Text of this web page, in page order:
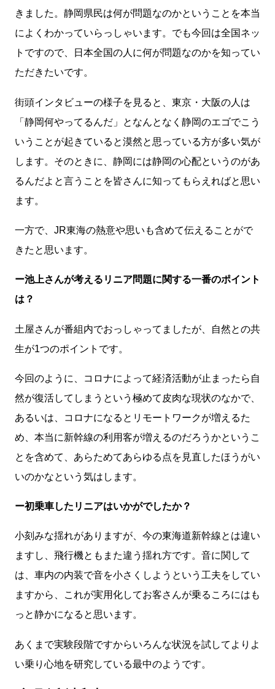
きました。静岡県民は何が問題なのかということを本当
によくわかっていらっしゃいます。でも今回は全国ネッ
トですので、日本全国の人に何が問題なのかを知ってい
ただきたいです。
街頭インタビューの様子を見ると、東京・大阪の人は
「静岡何やってるんだ」となんとなく静岡のエゴでこう
いうことが起きていると漠然と思っている方が多い気が
します。そのときに、静岡には静岡の心配というのがあ
るんだよと言うことを皆さんに知ってもらえればと思い
ます。
一方で、JR東海の熱意や思いも含めて伝えることがで
きたと思います。
ー池上さんが考えるリニア問題に関する一番のポイント
は？
土屋さんが番組内でおっしゃってましたが、自然との共
生が1つのポイントです。
今回のように、コロナによって経済活動が止まったら自
然が復活してしまうという極めて皮肉な現状のなかで、
あるいは、コロナになるとリモートワークが増えるた
め、本当に新幹線の利用客が増えるのだろうかというこ
とを含めて、あらためてあらゆる点を見直したほうがい
いのかなという気はします。
ー初乗車したリニアはいかがでしたか？
小刻みな揺れがありますが、今の東海道新幹線とは違い
ますし、飛行機ともまた違う揺れ方です。音に関して
は、車内の内装で音を小さくしようという工夫をしてい
ますから、これが実用化してお客さんが乗るころにはも
っと静かになると思います。
あくまで実験段階ですからいろんな状況を試してよりよ
い乗り心地を研究している最中のようです。